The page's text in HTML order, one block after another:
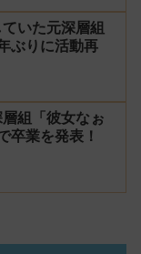
いた元深層組
ぶりに活動再
層組「彼女なぉ
卒業を発表！